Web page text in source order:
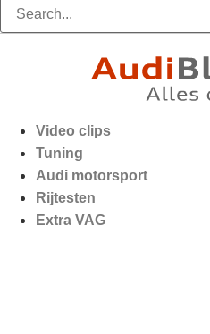
Video clips
Tuning
Audi motorsport
Rijtesten
Extra VAG